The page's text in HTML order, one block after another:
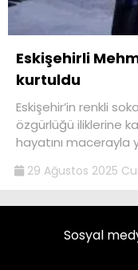
Eskişehirli
kurtuldu
Eskişehir’in renkli
özgürlüğü iliklerine
hayatını macerayla
29 Ağustos 2025
Sosyal